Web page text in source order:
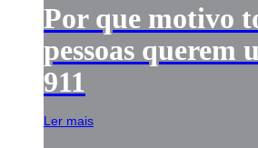
Por que motivo
pessoas querem
911
Ler mais